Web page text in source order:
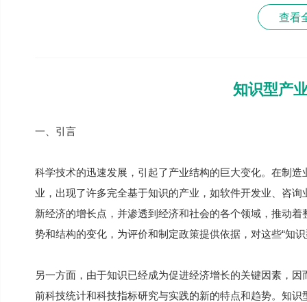
查看
知识型产
一、引言
科学技术的迅速发展，引起了产业结构的巨大变化。在制
业，出现了许多完全基于知识的产业，如软件开发业、咨
新经济的增长点，并渗透到经济和社会的各个领域，推动
势和结构的变化，为评价和制定政策提供依据，对这些“知
另一方面，由于知识已经成为促进经济增长的关键因素，
前科技统计和科技指标研究与实践的新的特点和趋势。知